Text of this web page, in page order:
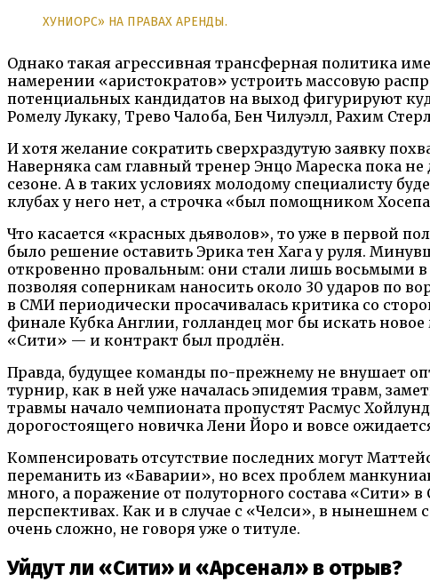
ХУНИОРС» НА ПРАВАХ АРЕНДЫ.
Однако такая агрессивная трансферная политика
намерении «аристократов» устроить массовую
потенциальных кандидатов на выход фигурируют
Ромелу Лукаку, Трево Чалоба, Бен Чилуэлл, Рахим
И хотя желание сократить сверхраздутую заявку
Наверняка сам главный тренер Энцо Мареска пока
сезоне. А в таких условиях молодому специалисту
клубах у него нет, а строчка «был помощником
Что касается «красных дьяволов», то уже в первой
было решение оставить Эрика тен Хага у руля.
откровенно провальным: они стали лишь восьмыми
позволяя соперникам наносить около 30 ударов по
в СМИ периодически просачивалась критика со
финале Кубка Англии, голландец мог бы искать
«Сити» — и контракт был продлён.
Правда, будущее команды по-прежнему не внушает
турнир, как в ней уже началась эпидемия травм,
травмы начало чемпионата пропустят Расмус
дорогостоящего новичка Лени Йоро и вовсе
Компенсировать отсутствие последних могут
переманить из «Баварии», но всех проблем
много, а поражение от полуторного состава «Сити» в
перспективах. Как и в случае с «Челси», в нынешнем
очень сложно, не говоря уже о титуле.
Уйдут ли «Сити» и «Арсенал» в отрыв?